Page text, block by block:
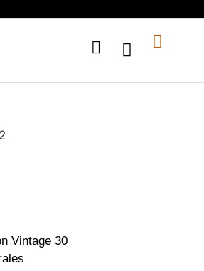
Vintage 30